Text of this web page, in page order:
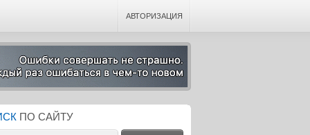
АВТОРИЗАЦИЯ
ПО САЙТУ